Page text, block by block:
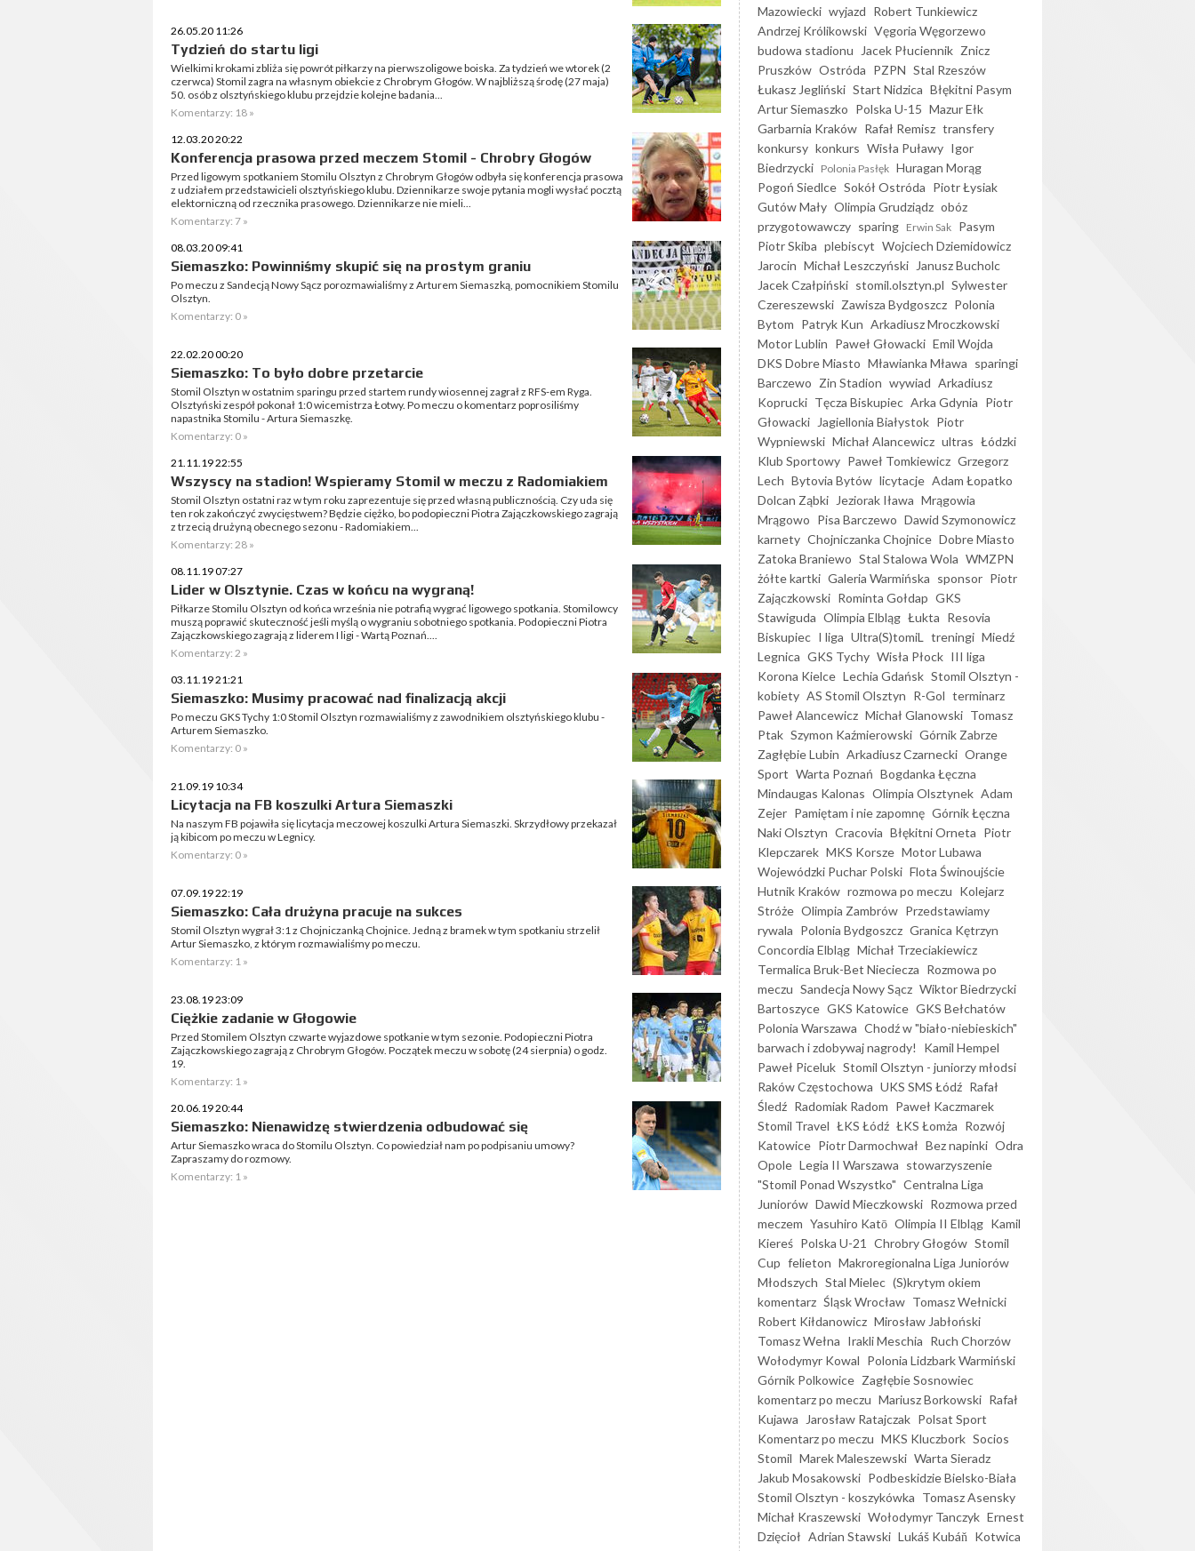
26.05.20 11:26
Tydzień do startu ligi
Wielkimi krokami zbliża się powrót piłkarzy na pierwszoligowe boiska. Za tydzień we wtorek (2
czerwca) Stomil zagra na własnym obiekcie z Chrobrym Głogów. W najbliższą środę (27 maja)
50. osób z olsztyńskiego klubu przejdzie kolejne badania...
Komentarzy: 18 »
12.03.20 20:22
Konferencja prasowa przed meczem Stomil - Chrobry Głogów
Przed ligowym spotkaniem Stomilu Olsztyn z Chrobrym Głogów odbyła się konferencja prasowa
z udziałem przedstawicieli olsztyńskiego klubu. Dziennikarze swoje pytania mogli wysłać pocztą
elektorniczną od rzecznika prasowego. Dziennikarze nie mieli...
Komentarzy: 7 »
08.03.20 09:41
Siemaszko: Powinniśmy skupić się na prostym graniu
Po meczu z Sandecją Nowy Sącz porozmawialiśmy z Arturem Siemaszką, pomocnikiem Stomilu
Olsztyn.
Komentarzy: 0 »
22.02.20 00:20
Siemaszko: To było dobre przetarcie
Stomil Olsztyn w ostatnim sparingu przed startem rundy wiosennej zagrał z RFS-em Ryga.
Olsztyński zespół pokonał 1:0 wicemistrza Łotwy. Po meczu o komentarz poprosiliśmy
napastnika Stomilu - Artura Siemaszkę.
Komentarzy: 0 »
21.11.19 22:55
Wszyscy na stadion! Wspieramy Stomil w meczu z Radomiakiem
Stomil Olsztyn ostatni raz w tym roku zaprezentuje się przed własną publicznością. Czy uda się
ten rok zakończyć zwycięstwem? Będzie ciężko, bo podopieczni Piotra Zajączkowskiego zagrają
z trzecią drużyną obecnego sezonu - Radomiakiem...
Komentarzy: 28 »
08.11.19 07:27
Lider w Olsztynie. Czas w końcu na wygraną!
Piłkarze Stomilu Olsztyn od końca września nie potrafią wygrać ligowego spotkania. Stomilowcy
muszą poprawić skuteczność jeśli myślą o wygraniu sobotniego spotkania. Podopieczni Piotra
Zajączkowskiego zagrają z liderem I ligi - Wartą Poznań....
Komentarzy: 2 »
03.11.19 21:21
Siemaszko: Musimy pracować nad finalizacją akcji
Po meczu GKS Tychy 1:0 Stomil Olsztyn rozmawialiśmy z zawodnikiem olsztyńskiego klubu -
Arturem Siemaszko.
Komentarzy: 0 »
21.09.19 10:34
Licytacja na FB koszulki Artura Siemaszki
Na naszym FB pojawiła się licytacja meczowej koszulki Artura Siemaszki. Skrzydłowy przekazał
ją kibicom po meczu w Legnicy.
Komentarzy: 0 »
07.09.19 22:19
Siemaszko: Cała drużyna pracuje na sukces
Stomil Olsztyn wygrał 3:1 z Chojniczanką Chojnice. Jedną z bramek w tym spotkaniu strzelił
Artur Siemaszko, z którym rozmawialiśmy po meczu.
Komentarzy: 1 »
23.08.19 23:09
Ciężkie zadanie w Głogowie
Przed Stomilem Olsztyn czwarte wyjazdowe spotkanie w tym sezonie. Podopieczni Piotra
Zajączkowskiego zagrają z Chrobrym Głogów. Początek meczu w sobotę (24 sierpnia) o godz.
19.
Komentarzy: 1 »
20.06.19 20:44
Siemaszko: Nienawidzę stwierdzenia odbudować się
Artur Siemaszko wraca do Stomilu Olsztyn. Co powiedział nam po podpisaniu umowy?
Zapraszamy do rozmowy.
Komentarzy: 1 »
Mazowiecki wyjazd Robert Tunkiewicz
Andrzej Królikowski Vęgoria Węgorzewo
budowa stadionu
Jacek Płuciennik Znicz
Pruszków Ostróda PZPN Stal Rzeszów
Łukasz Jegliński Start Nidzica Błękitni Pasym
Artur Siemaszko Polska U-15 Mazur Ełk
Garbarnia Kraków Rafał Remisz transfery
konkursy konkurs Wisła Puławy Igor
Biedrzycki Polonia Pasłęk Huragan Morąg
Pogoń Siedlce Sokół Ostróda Piotr Łysiak
Gutów Mały Olimpia Grudziądz obóz
przygotowawczy sparing Erwin Sak Pasym
Piotr Skiba plebiscyt Wojciech Dziemidowicz
Jarocin Michał Leszczyński
Janusz Bucholc
Jacek Czałpiński stomil.olsztyn.pl Sylwester
Czereszewski Zawisza Bydgoszcz Polonia
Bytom Patryk Kun Arkadiusz Mroczkowski
Motor Lublin Paweł Głowacki Emil Wojda
DKS Dobre Miasto Mławianka Mława sparingi
Barczewo Zin Stadion wywiad Arkadiusz
Koprucki Tęcza Biskupiec Arka Gdynia Piotr
Głowacki
Jagiellonia Białystok Piotr
Wypniewski Michał Alancewicz ultras Łódzki
Klub Sportowy Paweł Tomkiewicz Grzegorz
Lech Bytovia Bytów licytacje Adam Łopatko
Dolcan Ząbki
Jeziorak Iława Mrągowia
Mrągowo Pisa Barczewo Dawid Szymonowicz
karnety Chojniczanka Chojnice Dobre Miasto
Zatoka Braniewo Stal Stalowa Wola WMZPN
żółte kartki Galeria Warmińska sponsor Piotr
Zajączkowski Rominta Gołdap GKS
Stawiguda Olimpia Elbląg Łukta Resovia
Biskupiec I liga Ultra(S)tomiL treningi Miedź
Legnica GKS Tychy Wisła Płock III liga
Korona Kielce Lechia Gdańsk Stomil Olsztyn -
kobiety AS Stomil Olsztyn R-Gol terminarz
Paweł Alancewicz Michał Glanowski Tomasz
Ptak Szymon Kaźmierowski Górnik Zabrze
Zagłębie Lubin Arkadiusz Czarnecki Orange
Sport Warta Poznań Bogdanka Łęczna
Mindaugas Kalonas Olimpia Olsztynek Adam
Zejer Pamiętam i nie zapomnę Górnik Łęczna
Naki Olsztyn Cracovia Błękitni Orneta Piotr
Klepczarek MKS Korsze Motor Lubawa
Wojewódzki Puchar Polski Flota Świnoujście
Hutnik Kraków rozmowa po meczu Kolejarz
Stróże Olimpia Zambrów Przedstawiamy
rywala Polonia Bydgoszcz Granica Kętrzyn
Concordia Elbląg Michał Trzeciakiewicz
Termalica Bruk-Bet Nieciecza Rozmowa po
meczu Sandecja Nowy Sącz Wiktor Biedrzycki
Bartoszyce GKS Katowice GKS Bełchatów
Polonia Warszawa Chodź w "biało-niebieskich"
barwach i zdobywaj nagrody!
Kamil Hempel
Paweł Piceluk Stomil Olsztyn - juniorzy młodsi
Raków Częstochowa UKS SMS Łódź Rafał
Śledź Radomiak Radom Paweł Kaczmarek
Stomil Travel ŁKS Łódź ŁKS Łomża Rozwój
Katowice Piotr Darmochwał Bez napinki Odra
Opole Legia II Warszawa stowarzyszenie
"Stomil Ponad Wszystko" Centralna Liga
Juniorów Dawid Mieczkowski Rozmowa przed
meczem Yasuhiro Katō Olimpia II Elbląg Kamil
Kiereś Polska U-21 Chrobry Głogów Stomil
Cup felieton Makroregionalna Liga Juniorów
Młodszych Stal Mielec (S)krytym okiem
komentarz Śląsk Wrocław Tomasz Wełnicki
Robert Kiłdanowicz Mirosław Jabłoński
Tomasz Wełna Irakli Meschia Ruch Chorzów
Wołodymyr Kowal Polonia Lidzbark Warmiński
Górnik Polkowice Zagłębie Sosnowiec
komentarz po meczu Mariusz Borkowski Rafał
Kujawa
Jarosław Ratajczak Polsat Sport
Komentarz po meczu MKS Kluczbork Socios
Stomil Marek Maleszewski Warta Sieradz
Jakub Mosakowski Podbeskidzie Bielsko-Biała
Stomil Olsztyn - koszykówka Tomasz Asensky
Michał Kraszewski Wołodymyr Tanczyk Ernest
Dzięcioł Adrian Stawski Lukáš Kubáň Kotwica